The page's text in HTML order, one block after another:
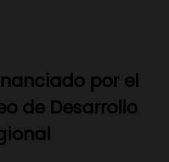
por el
de Desarrollo